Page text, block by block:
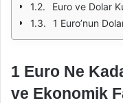
Euro ve Dolar
1 Euro’nun
1 Euro Ne
ve Ekonomik